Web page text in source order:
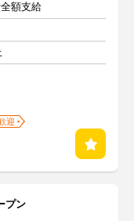
額支給
迎
プン